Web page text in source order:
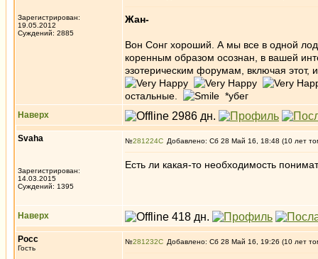
Зарегистрирован:
19.05.2012
Суждений: 2885
Жан-
Вон Сонг хороший. А мы все в одной
коренным образом осознан, в вашей
эзотерическим форумам, включая этот,
остальные. *убег
Наверх
Svaha
Зарегистрирован:
14.03.2015
Суждений: 1395
№281224 Добавлено: Сб 28 Май 16, 18:48 (10 лет
Есть ли какая-то необходимость
Наверх
Росс
Гость
№281232 Добавлено: Сб 28 Май 16, 19:26 (10 лет